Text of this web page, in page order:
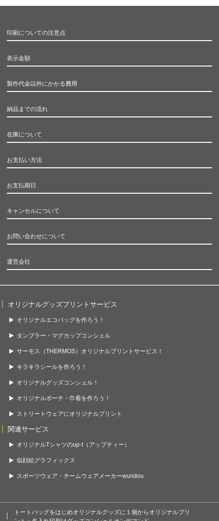
印刷についての注意点
表示金額
製作代金以外にかかる費用
納品までの流れ
在庫について
お支払い方法
お支払期日
キャンセルについて
お問い合わせについて
運営会社
オリジナルグッズプリントサービス
オリジナルエコバッグを作ろう！
タンブラー・マグカップコンシェル
サーモス（THERMOS）オリジナルプリントサービス！
キラキラシールを作ろう！
オリジナルグッズコンシェル！
オリジナルポーチ・巾着を作ろう！
ストリートウェアにオリジナルプリント
関連サービス
オリジナルTシャツのup-t（アップティー）
似顔絵グラフィックス
スポーツウェア・チームウェアメーカーwundou
トートバッグをはじめオリジナルグッズに１個からオリジナルプリ